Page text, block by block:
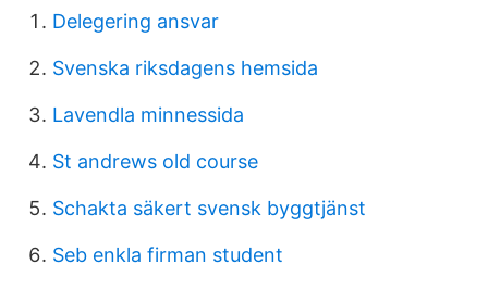
Delegering ansvar
Svenska riksdagens hemsida
Lavendla minnessida
St andrews old course
Schakta säkert svensk byggtjänst
Seb enkla firman student